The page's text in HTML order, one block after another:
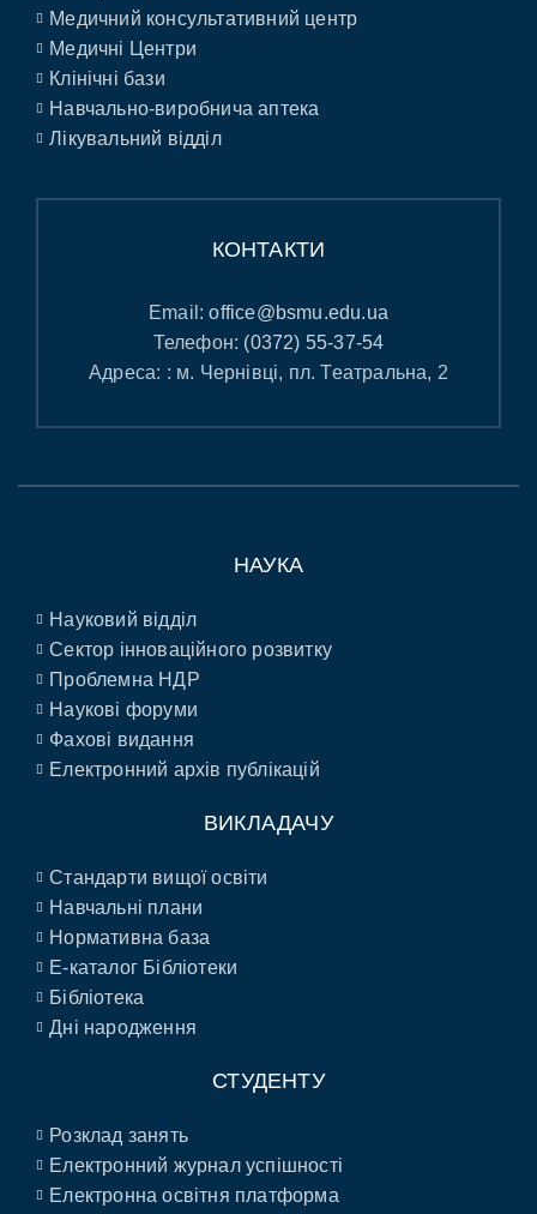
Медичний консультативний центр
Медичні Центри
Клінічні бази
Навчально-виробнича аптека
Лікувальний відділ
КОНТАКТИ
Email:office@bsmu.edu.ua
Телефон: (0372) 55-37-54
Адреса: : м. Чернівці, пл. Театральна, 2
НАУКА
Науковий відділ
Сектор інноваційного розвитку
Проблемна НДР
Наукові форуми
Фахові видання
Електронний архів публікацій
ВИКЛАДАЧУ
Стандарти вищої освіти
Навчальні плани
Нормативна база
E-каталог Бібліотеки
Бібліотека
Дні народження
СТУДЕНТУ
Розклад занять
Електронний журнал успішності
Електронна освітня платформа